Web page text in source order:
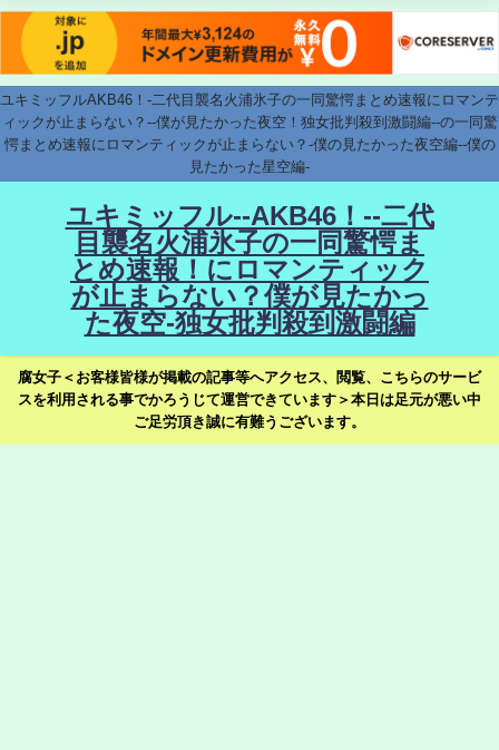
ユキミッフルAKB46！-二代目襲名火浦氷子の一同驚愕まとめ速報にロマンテ
ィックが止まらない？--僕が見たかった夜空！独女批判殺到激闘編--の一同驚
愕まとめ速報にロマンティックが止まらない？-僕の見たかった夜空編--僕の
見たかった星空編-
ユキミッフル--AKB46！--二代
目襲名火浦氷子の一同驚愕ま
とめ速報！にロマンティック
が止まらない？僕が見たかっ
た夜空-独女批判殺到激闘編
腐女子＜お客様皆様が掲載の記事等へアクセス、閲覧、こちらのサービ
スを利用される事でかろうじて運営できています＞本日は足元が悪い中
ご足労頂き誠に有難うございます。